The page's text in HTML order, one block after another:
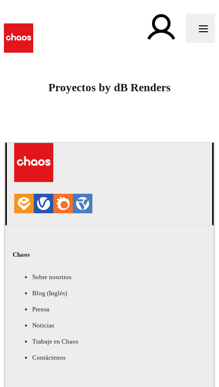
Proyectos by dB Renders
Chaos
Sobre nosotros
Blog (Inglés)
Prensa
Noticias
Trabaje en Chaos
Contáctenos